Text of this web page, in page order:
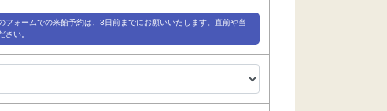
ォームでの来館予約は、3日前までにお願いいたします。直前や当
さい。